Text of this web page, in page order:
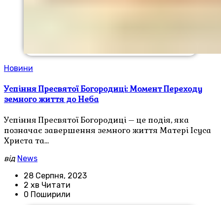
Новини
Успіння Пресвятої Богородиці: Момент Переходу
земного життя до Неба
Успіння Пресвятої Богородиці – це подія, яка
позначає завершення земного життя Матері Ісуса
Христа та…
від News
28 Серпня, 2023
2 хв Читати
0 Поширили